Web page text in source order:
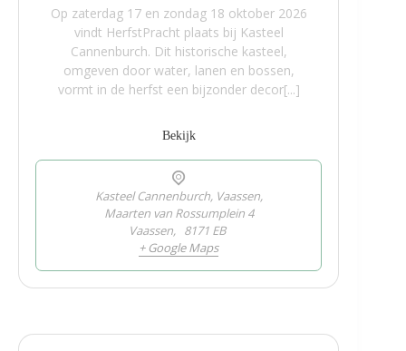
Op zaterdag 17 en zondag 18 oktober 2026
vindt HerfstPracht plaats bij Kasteel
Cannenburch. Dit historische kasteel,
omgeven door water, lanen en bossen,
vormt in de herfst een bijzonder decor[...]
Bekijk
Kasteel Cannenburch, Vaassen,
Maarten van Rossumplein 4
Vaassen, 8171 EB
+ Google Maps